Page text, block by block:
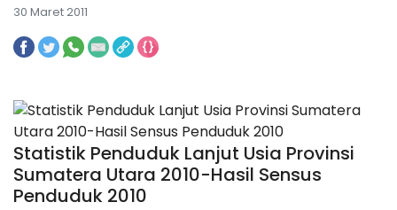
30 Maret 2011
Statistik Penduduk Lanjut Usia Provinsi
Sumatera Utara 2010-Hasil Sensus
Penduduk 2010